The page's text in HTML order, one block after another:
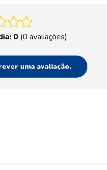
0 (0 avaliações)
uma avaliação.